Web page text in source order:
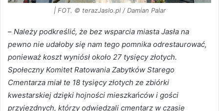
| FOT. © terazJaslo.pl / Damian Palar
– Należy podkreślić, że bez wsparcia miasta Jasła na
pewno nie udałoby się nam tego pomnika odrestaurować,
ponieważ koszt wyniósł około 27 tysięcy złotych.
Społeczny Komitet Ratowania Zabytków Starego
Cmentarza miał te 18 tysięcy złotych ze zbiórki
kwestarskiej dzięki hojności mieszkańców i gości
przyjezdnych, którzy odwiedzali cmentarz w czasie